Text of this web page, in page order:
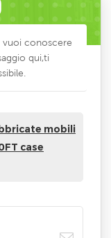
vuoi conoscere
qui,ti
mobili
case